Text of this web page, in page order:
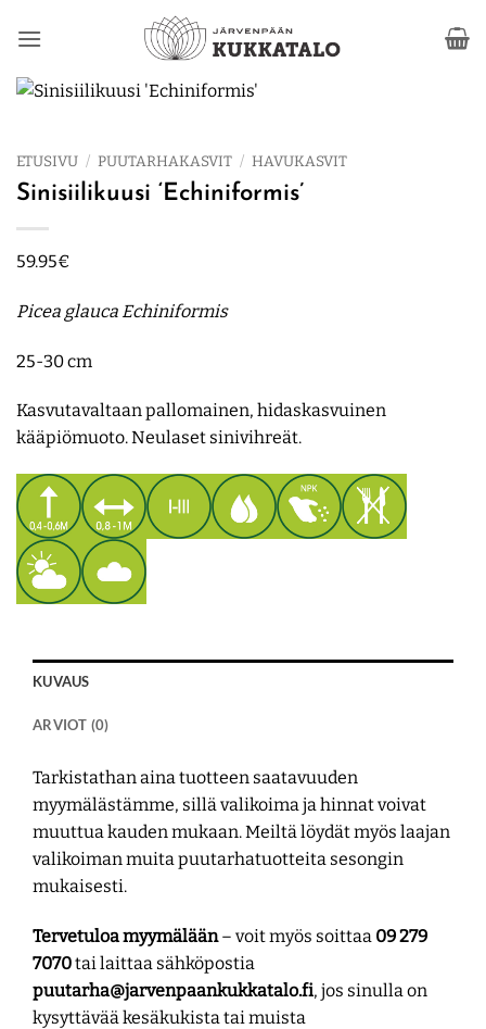
ETUSIVU / PUUTARHAKASVIT / HAVUKASVIT
Sinisiilikuusi ‘Echiniformis’
59.95€
Picea glauca Echiniformis
25-30 cm
Kasvutavaltaan pallomainen, hidaskasvuinen
kääpiömuoto. Neulaset sinivihreät.
KUVAUS
ARVIOT (0)
Tarkistathan aina tuotteen saatavuuden
myymälästämme, sillä valikoima ja hinnat voivat
muuttua kauden mukaan. Meiltä löydät myös laajan
valikoiman muita puutarhatuotteita sesongin
mukaisesti.
Tervetuloa myymälään– voit myös soittaa 09 279
7070tai laittaa sähköpostia
puutarha@jarvenpaankukkatalo.fi, jos sinulla on
kysyttävää kesäkukista tai muista